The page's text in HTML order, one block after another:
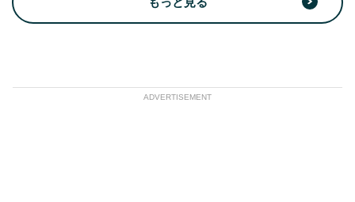
ADVERTISEMENT